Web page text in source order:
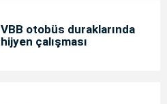
VBB otobüs duraklarında
hijyen çalışması